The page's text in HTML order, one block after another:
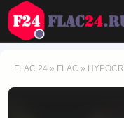
FLAC 24 » FLAC »